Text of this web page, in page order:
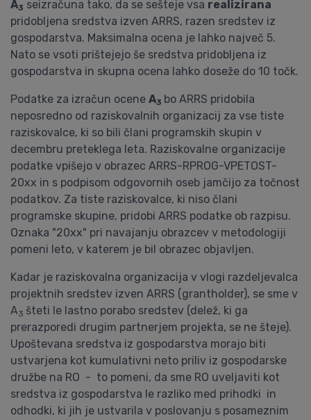
A3 seizračuna tako, da se sešteje vsa realizirana
pridobljena sredstva izven ARRS, razen sredstev iz
gospodarstva. Maksimalna ocena je lahko največ 5.
Nato se vsoti prištejejo še sredstva pridobljena iz
gospodarstva in skupna ocena lahko doseže do 10 točk.
Podatke za izračun ocene A3 bo ARRS pridobila
neposredno od raziskovalnih organizacij za vse tiste
raziskovalce, ki so bili člani programskih skupin v
decembru preteklega leta. Raziskovalne organizacije
podatke vpišejo v obrazec ARRS-RPROG-VPETOST-
20xx in s podpisom odgovornih oseb jamčijo za točnost
podatkov. Za tiste raziskovalce, ki niso člani
programske skupine, pridobi ARRS podatke ob razpisu.
Oznaka "20xx" pri navajanju obrazcev v metodologiji
pomeni leto, v katerem je bil obrazec objavljen.
Kadar je raziskovalna organizacija v vlogi razdeljevalca
projektnih sredstev izven ARRS (grantholder), se sme v
A3 šteti le lastno porabo sredstev (delež, ki ga
prerazporedi drugim partnerjem projekta, se ne šteje).
Upoštevana sredstva iz gospodarstva morajo biti
ustvarjena kot kumulativni neto priliv iz gospodarske
družbe na RO - to pomeni, da sme RO uveljaviti kot
sredstva iz gospodarstva le razliko med prihodki in
odhodki, ki jih je ustvarila v poslovanju s posameznim